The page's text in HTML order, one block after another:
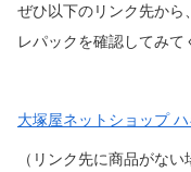
ぜひ以下のリンク先か
レパックを確認してみて
大塚屋ネットショップ
（リンク先に商品がな